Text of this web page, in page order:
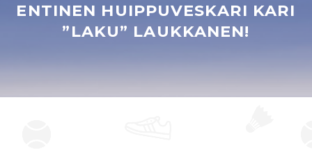
ENTINEN HUIPPUVESKARI KARI
”LAKU” LAUKKANEN!